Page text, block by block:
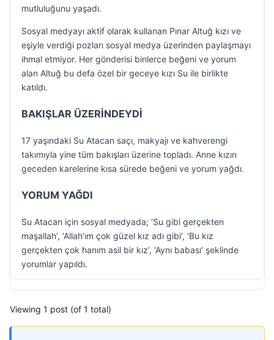
mutluluğunu yaşadı.
Sosyal medyayı aktif olarak kullanan Pınar Altuğ kızı ve
eşiyle verdiği pozları sosyal medya üzerinden paylaşmayı
ihmal etmiyor. Her gönderisi binlerce beğeni ve yorum
alan Altuğ bu defa özel bir geceye kızı Su ile birlikte
katıldı.
BAKIŞLAR ÜZERİNDEYDİ
17 yaşındaki Su Atacan saçı, makyajı ve kahverengi
takımıyla yine tüm bakışları üzerine topladı. Anne kızın
geceden karelerine kısa sürede beğeni ve yorum yağdı.
YORUM YAĞDI
Su Atacan için sosyal medyada; ‘Su gibi gerçekten
maşallah’, ‘Allah’ım çok güzel kız adı gibi’, ‘Bu kız
gerçekten çok hanım asil bir kız’, ‘Aynı babası’ şeklinde
yorumlar yapıldı.
Viewing 1 post (of 1 total)